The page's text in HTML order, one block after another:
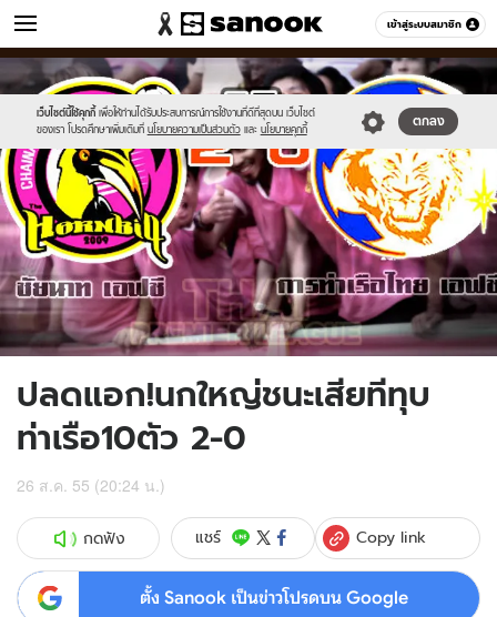
เข้าสู่ระบบสมาชิก
ข่าว หมวดอื่นๆ
เว็บไซต์นี้ใช้คุกกี้ เพื่อให้ท่านได้รับประสบการณ์การใช้งานที่ดีที่สุดบน เว็บไซต์
ของเรา โปรดศึกษาเพิ่มเติมที่ นโยบายความเป็นส่วนตัว และ นโยบายคุกกี้
ตกลง
Sanook
//s.isanook.com/sr/0/images/logo-
new-
sanook.png
600
60
//s.isanook.com/ns/0/ud/227/1138634/chinat-
port-
news.jpg
ปลดแอก!นกใหญ่ชนะเสียทีทุบ
ท่าเรือ10ตัว 2-0
26 ส.ค. 55 (20:24 น.)
กดฟัง แชร์ Copy link
ตั้ง Sanook เป็นข่าวโปรดบน Google